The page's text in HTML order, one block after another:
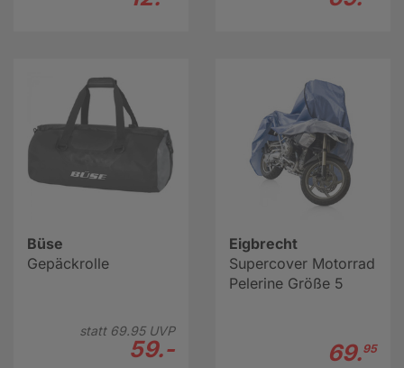
Büse
Gepäckrolle
statt 69.95UVP
59.-
Eigbrecht
Supercover Motorrad
Pelerine Größe 5
69.95